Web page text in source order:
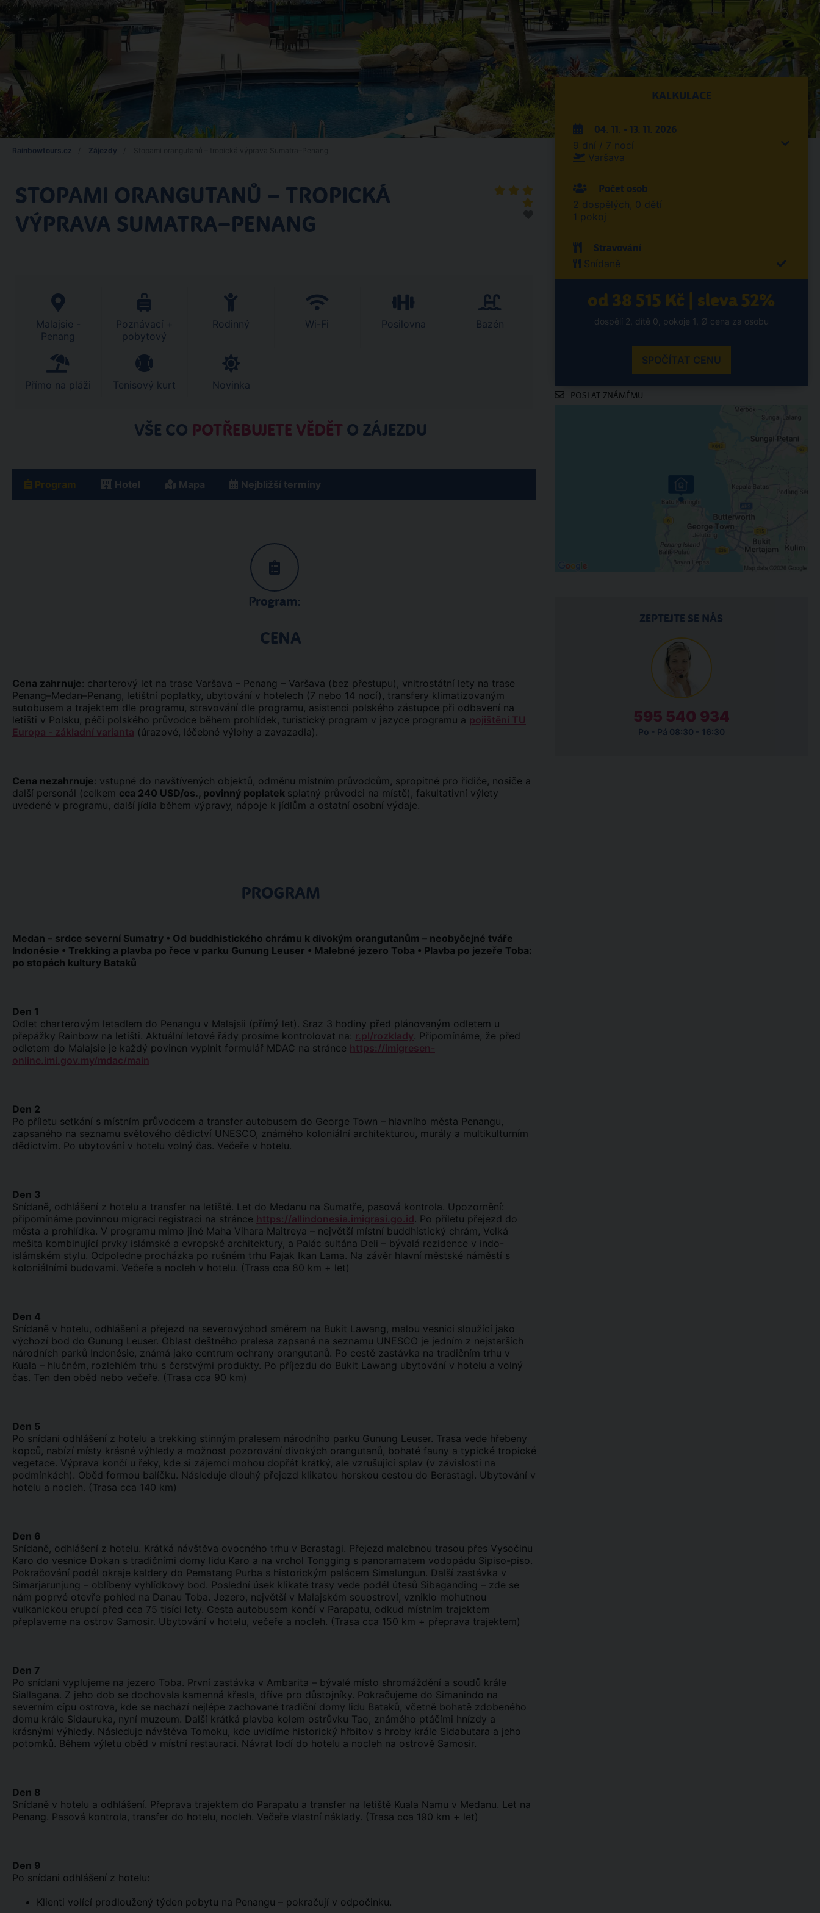
Rainbowtours.cz Zájezdy
STOPAMI ORANGUTANŮ – TROPICKÁ
VÝPRAVA SUMATRA–PENANG
Malajsie -
Penang
Poznávací +
pobytový
Rodinný Wi-Fi Posilovna Bazén
Přímo na pláži Tenisový kurt Novinka
VŠE CO POTŘEBUJETE VĚDĚT O ZÁJEZDU
Program Hotel Mapa Nejbližší termíny
Program:
CENA
Cena zahrnuje: charterový let na trase Varšava – Penang – Varšava (bez přestupu), vnitrostátní lety na trase
Penang–Medan–Penang, letištní poplatky, ubytování v hotelech (7 nebo 14 nocí), transfery klimatizovaným
autobusem a trajektem dle programu, stravování dle programu, asistenci polského zástupce při odbavení na
letišti v Polsku, péči polského průvodce během prohlídek, turistický program v jazyce programu a pojištění TU
Europa - základní varianta (úrazové, léčebné výlohy a zavazadla).
Cena nezahrnuje: vstupné do navštívených objektů, odměnu místním průvodcům, spropitné pro řidiče, nosiče a
další personál (celkem cca 240 USD/os., povinný poplatek splatný průvodci na místě), fakultativní výlety
uvedené v programu, další jídla během výpravy, nápoje k jídlům a ostatní osobní výdaje.
PROGRAM
Medan – srdce severní Sumatry • Od buddhistického chrámu k divokým orangutanům – neobyčejné tváře
Indonésie • Trekking a plavba po řece v parku Gunung Leuser • Malebné jezero Toba • Plavba po jezeře Toba:
po stopách kultury Bataků
Den 1
Odlet charterovým letadlem do Penangu v Malajsii (přímý let). Sraz 3 hodiny před plánovaným odletem u
přepážky Rainbow na letišti. Aktuální letové řády prosíme kontrolovat na: r.pl/rozklady. Připomínáme, že před
odletem do Malajsie je každý povinen vyplnit formulář MDAC na stránce https://imigresen-
online.imi.gov.my/mdac/main
Den 2
Po příletu setkání s místním průvodcem a transfer autobusem do George Town – hlavního města Penangu,
zapsaného na seznamu světového dědictví UNESCO, známého koloniální architekturou, murály a multikulturním
dědictvím. Po ubytování v hotelu volný čas. Večeře v hotelu.
Den 3
Snídaně, odhlášení z hotelu a transfer na letiště. Let do Medanu na Sumatře, pasová kontrola. Upozornění:
připomínáme povinnou migraci registraci na stránce https://allindonesia.imigrasi.go.id. Po příletu přejezd do
města a prohlídka. V programu mimo jiné Maha Vihara Maitreya – největší místní buddhistický chrám, Velká
mešita kombinující prvky islámské a evropské architektury, a Palác sultána Deli – bývalá rezidence v indo-
islámském stylu. Odpoledne procházka po rušném trhu Pajak Ikan Lama. Na závěr hlavní městské náměstí s
koloniálními budovami. Večeře a nocleh v hotelu. (Trasa cca 80 km + let)
Den 4
Snídaně v hotelu, odhlášení a přejezd na severovýchod směrem na Bukit Lawang, malou vesnici sloužící jako
výchozí bod do Gunung Leuser. Oblast deštného pralesa zapsaná na seznamu UNESCO je jedním z nejstarších
národních parků Indonésie, známá jako centrum ochrany orangutanů. Po cestě zastávka na tradičním trhu v
Kuala – hlučném, rozlehlém trhu s čerstvými produkty. Po příjezdu do Bukit Lawang ubytování v hotelu a volný
čas. Ten den oběd nebo večeře. (Trasa cca 90 km)
Den 5
Po snídani odhlášení z hotelu a trekking stinným pralesem národního parku Gunung Leuser. Trasa vede hřebeny
kopců, nabízí místy krásné výhledy a možnost pozorování divokých orangutanů, bohaté fauny a typické tropické
vegetace. Výprava končí u řeky, kde si zájemci mohou dopřát krátký, ale vzrušující splav (v závislosti na
podmínkách). Oběd formou balíčku. Následuje dlouhý přejezd klikatou horskou cestou do Berastagi. Ubytování v
hotelu a nocleh. (Trasa cca 140 km)
Den 6
Snídaně, odhlášení z hotelu. Krátká návštěva ovocného trhu v Berastagi. Přejezd malebnou trasou přes Vysočinu
Karo do vesnice Dokan s tradičními domy lidu Karo a na vrchol Tongging s panoramatem vodopádu Sipiso-piso.
Pokračování podél okraje kaldery do Pematang Purba s historickým palácem Simalungun. Další zastávka v
Simarjarunjung – oblíbený vyhlídkový bod. Poslední úsek klikaté trasy vede podél útesů Sibaganding – zde se
nám poprvé otevře pohled na Danau Toba. Jezero, největší v Malajském souostroví, vzniklo mohutnou
vulkanickou erupcí před cca 75 tisíci lety. Cesta autobusem končí v Parapatu, odkud místním trajektem
přeplaveme na ostrov Samosir. Ubytování v hotelu, večeře a nocleh. (Trasa cca 150 km + přeprava trajektem)
Den 7
Po snídani vyplujeme na jezero Toba. První zastávka v Ambarita – bývalé místo shromáždění a soudů krále
Siallagana. Z jeho dob se dochovala kamenná křesla, dříve pro důstojníky. Pokračujeme do Simanindo na
severním cípu ostrova, kde se nachází nejlépe zachované tradiční domy lidu Bataků, včetně bohatě zdobeného
domu krále Sidauruka, nyní muzeum. Další krátká plavba kolem ostrůvku Tao, známého ptáčími hnízdy a
krásnými výhledy. Následuje návštěva Tomoku, kde uvidíme historický hřbitov s hroby krále Sidabutara a jeho
potomků. Během výletu oběd v místní restauraci. Návrat lodí do hotelu a nocleh na ostrově Samosir.
Den 8
Snídaně v hotelu a odhlášení. Přeprava trajektem do Parapatu a transfer na letiště Kuala Namu v Medanu. Let na
Penang. Pasová kontrola, transfer do hotelu, nocleh. Večeře vlastní náklady. (Trasa cca 190 km + let)
Den 9
Po snídani odhlášení z hotelu:
Klienti volící prodloužený týden pobytu na Penangu – pokračují v odpočinku.
KALKULACE
04. 11. - 13. 11. 2026
9 dní / 7 nocí
Varšava
Počet osob
2 dospělých, 0 dětí
1 pokoj
Stravování
Snídaně
od 38 515 Kč | sleva 52%
dospělí 2, dítě 0, pokoje 1, Ø cena za osobu
SPOČÍTAT CENU
POSLAT ZNÁMÉMU
ZEPTEJTE SE NÁS
595 540 934
Po - Pá 08:30 - 16:30